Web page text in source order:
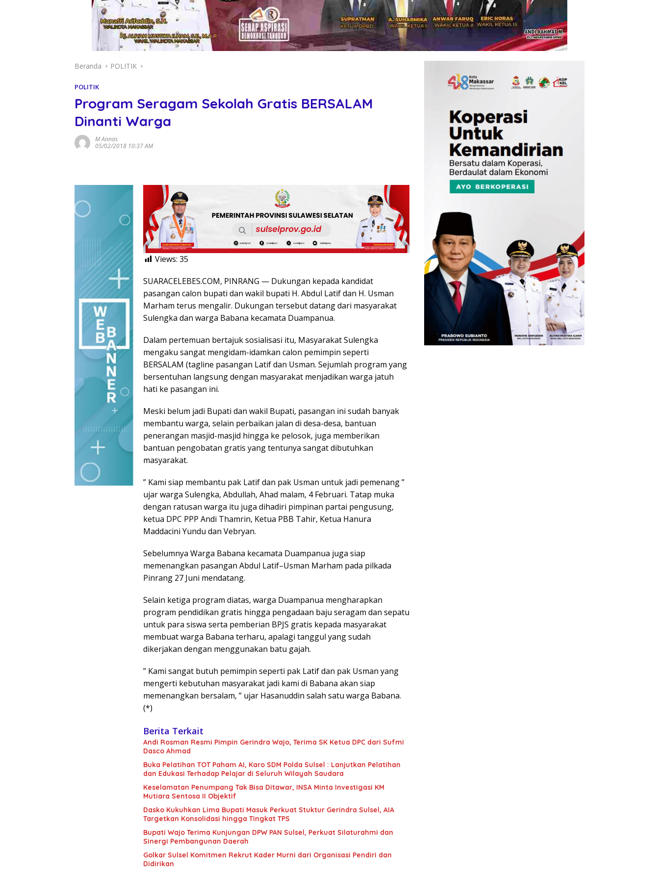
Beranda POLITIK
POLITIK
Program Seragam Sekolah Gratis BERSALAM
Dinanti Warga
M Annas
05/02/2018 10:37 AM
Views: 35
SUARACELEBES.COM, PINRANG — Dukungan kepada kandidat
pasangan calon bupati dan wakil bupati H. Abdul Latif dan H. Usman
Marham terus mengalir. Dukungan tersebut datang dari masyarakat
Sulengka dan warga Babana kecamata Duampanua.
Dalam pertemuan bertajuk sosialisasi itu, Masyarakat Sulengka
mengaku sangat mengidam-idamkan calon pemimpin seperti
BERSALAM (tagline pasangan Latif dan Usman. Sejumlah program yang
bersentuhan langsung dengan masyarakat menjadikan warga jatuh
hati ke pasangan ini.
Meski belum jadi Bupati dan wakil Bupati, pasangan ini sudah banyak
membantu warga, selain perbaikan jalan di desa-desa, bantuan
penerangan masjid-masjid hingga ke pelosok, juga memberikan
bantuan pengobatan gratis yang tentunya sangat dibutuhkan
masyarakat.
” Kami siap membantu pak Latif dan pak Usman untuk jadi pemenang ”
ujar warga Sulengka, Abdullah, Ahad malam, 4 Februari. Tatap muka
dengan ratusan warga itu juga dihadiri pimpinan partai pengusung,
ketua DPC PPP Andi Thamrin, Ketua PBB Tahir, Ketua Hanura
Maddacini Yundu dan Vebryan.
Sebelumnya Warga Babana kecamata Duampanua juga siap
memenangkan pasangan Abdul Latif–Usman Marham pada pilkada
Pinrang 27 Juni mendatang.
Selain ketiga program diatas, warga Duampanua mengharapkan
program pendidikan gratis hingga pengadaan baju seragam dan sepatu
untuk para siswa serta pemberian BPJS gratis kepada masyarakat
membuat warga Babana terharu, apalagi tanggul yang sudah
dikerjakan dengan menggunakan batu gajah.
” Kami sangat butuh pemimpin seperti pak Latif dan pak Usman yang
mengerti kebutuhan masyarakat jadi kami di Babana akan siap
memenangkan bersalam, ” ujar Hasanuddin salah satu warga Babana.
(*)
Berita Terkait
Andi Rosman Resmi Pimpin Gerindra Wajo, Terima SK Ketua DPC dari Sufmi
Dasco Ahmad
Buka Pelatihan TOT Paham AI, Karo SDM Polda Sulsel : Lanjutkan Pelatihan
dan Edukasi Terhadap Pelajar di Seluruh Wilayah Saudara
Keselamatan Penumpang Tak Bisa Ditawar, INSA Minta Investigasi KM
Mutiara Sentosa II Objektif
Dasko Kukuhkan Lima Bupati Masuk Perkuat Stuktur Gerindra Sulsel, AIA
Targetkan Konsolidasi hingga Tingkat TPS
Bupati Wajo Terima Kunjungan DPW PAN Sulsel, Perkuat Silaturahmi dan
Sinergi Pembangunan Daerah
Golkar Sulsel Komitmen Rekrut Kader Murni dari Organisasi Pendiri dan
Didirikan